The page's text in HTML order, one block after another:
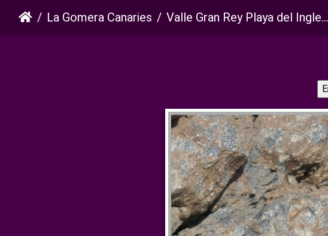
La Gomera Canaries Valle Gran Rey Playa del Ingles La Gomera Canarias 066